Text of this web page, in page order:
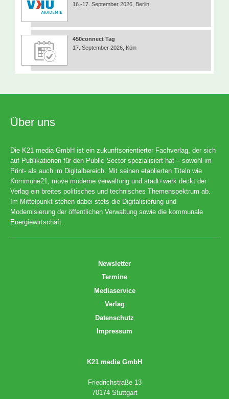
16.-17. September 2026, Berlin
450connect Tag
17. September 2026, Köln
Über uns
Die K21 media GmbH ist ein zukunftsorientierter Fachverlag, der sich
auf Publikationen für den Public Sector spezialisiert hat – sowohl im
Print- als auch im Digitalbereich. Mit seinen etablierten Titeln wie
Kommune21, move moderne verwaltung und stadt+werk deckt der
Verlag ein breites politisches und technisches Themenspektrum ab.
Im Mittelpunkt stehen dabei stets die Digitalisierung und
Modernisierung der öffentlichen Verwaltung sowie die kommunale
Energiewirtschaft.
Newsletter
Termine
Mediaservice
Verlag
Datenschutz
Impressum
K21 media GmbH
Friedrichstraße 13
70174 Stuttgart